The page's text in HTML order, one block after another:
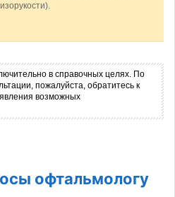
в справочных целях. По
пожалуйста, обратитесь к
возможных
офтальмологу